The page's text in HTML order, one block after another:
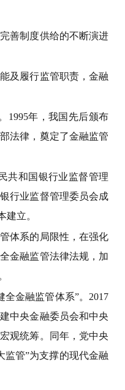
善制度供给的不断演进
及履行监管职责，金融
1995年，我国先后颁布
法律，奠定了金融监管
共和国银行业监督管理
行业监督管理委员会成
立。
体系的局限性，在强化
金融监管法律法规，加
金融监管体系”。2017
中央金融委员会和中央
观统筹。同年，党中央
监管”为支撑的现代金融